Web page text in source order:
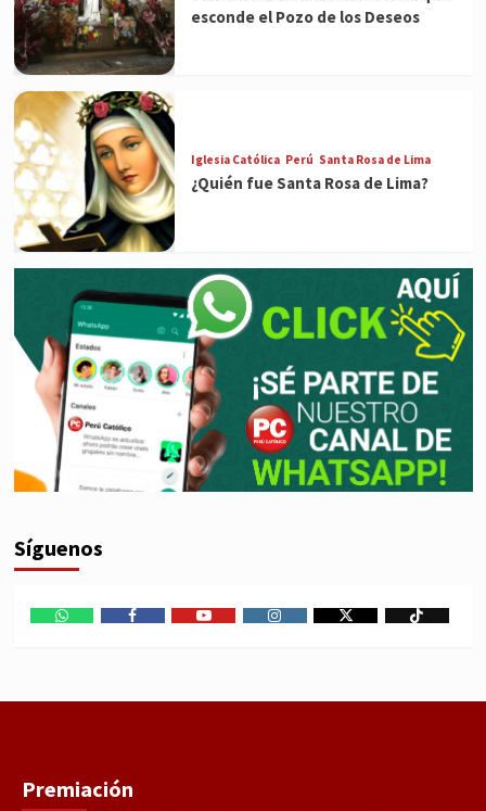
esconde el Pozo de los Deseos
Iglesia Católica Perú Santa Rosa de Lima
¿Quién fue Santa Rosa de Lima?
Síguenos
Premiación